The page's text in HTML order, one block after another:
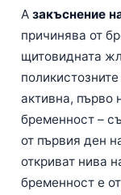
A закъснение
причинява от
щитовидната
активна, първо
бременност –
от първия ден
откриват нива
бременност е